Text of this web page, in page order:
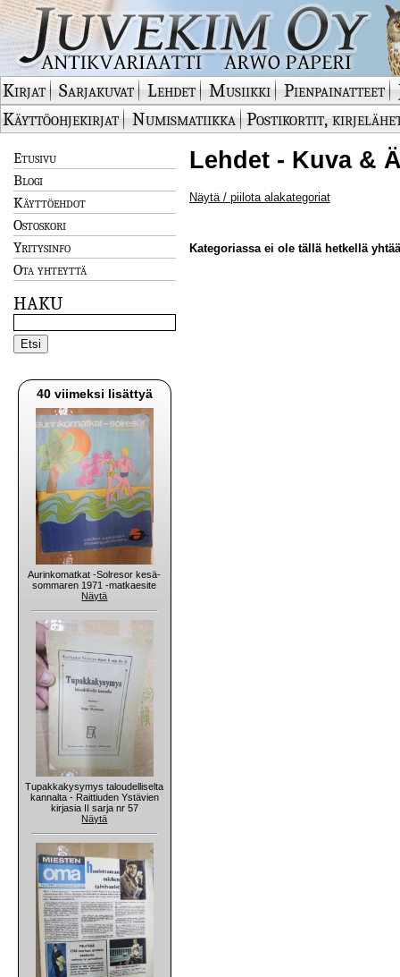
Kirjat Sarjakuvat Lehdet Musiikki Pienpainatteet
Käyttöohjekirjat
Numismatiikka Postikortit,
Etusivu
Blogi
Käyttöehdot
Ostoskori
Yritysinfo
Ota yhteyttä
HAKU
40 viimeksi lisättyä
Aurinkomatkat -Solresor kesä-
sommaren 1971 -matkaesite
Näytä
Tupakkakysymys taloudelliselta
kannalta - Raittiuden Ystävien
kirjasia II sarja nr 57
Näytä
Lehdet - Kuva &
Näytä / piilota alakategoriat
Kategoriassa ei ole tällä hetkellä